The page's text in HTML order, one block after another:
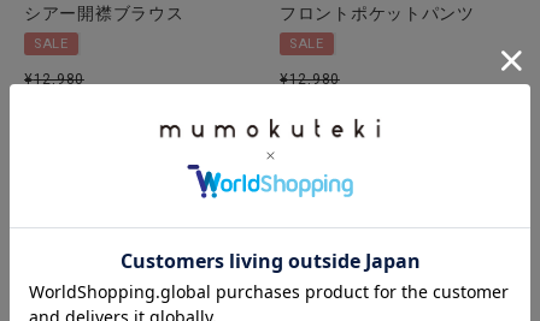
シアー開襟ブラウス
SALE
¥12,980
フロントポケットパンツ
SALE
¥12,980